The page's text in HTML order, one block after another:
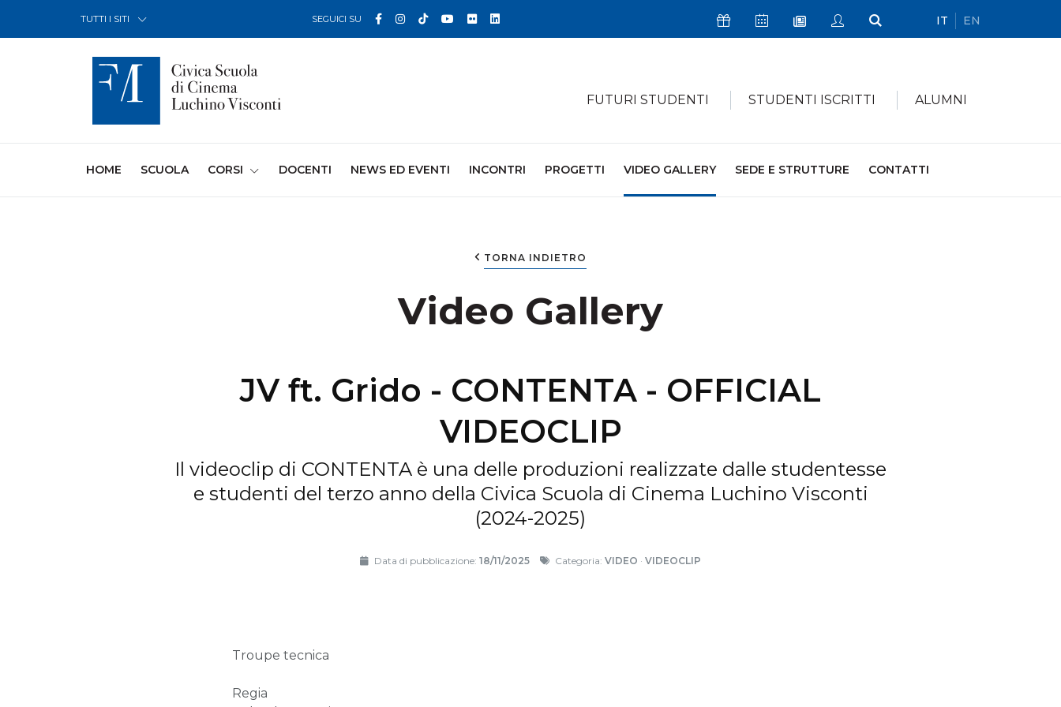
TUTTI I SITI SEGUICI SU Facebook
Instagram
TikTokYouTube
FlickrLinkedin Icona SostieniciIcona Calendario Eventi
Icona Newsletter
Icona My Civica
Icona Cerca
IT EN
FUTURI STUDENTI STUDENTI ISCRITTI ALUMNI
HOME (CURRENT)
SCUOLA CORSI DOCENTI NEWS ED EVENTI INCONTRI PROGETTI VIDEO GALLERY SEDE E STRUTTURE CONTATTI
TORNA INDIETRO
Video Gallery
JV ft. Grido - CONTENTA - OFFICIAL
VIDEOCLIP
Il videoclip di CONTENTA è una delle produzioni realizzate dalle studentesse
e studenti del terzo anno della Civica Scuola di Cinema Luchino Visconti
(2024-2025)
Data di pubblicazione: 18/11/2025 Categoria:VIDEO ·VIDEOCLIP
Troupe tecnica
Regia